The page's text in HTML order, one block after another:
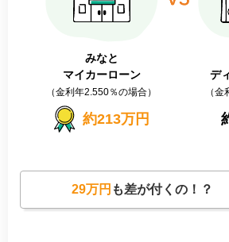
みなと
マイカーローン
（金利年2.550％の場合）
約213万円
デ
（
29万円 も差が付くの！？